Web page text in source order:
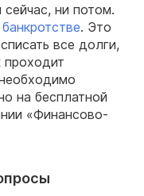
ни потом.
. Это
все долги,
проходит
на бесплатной
«Финансово-